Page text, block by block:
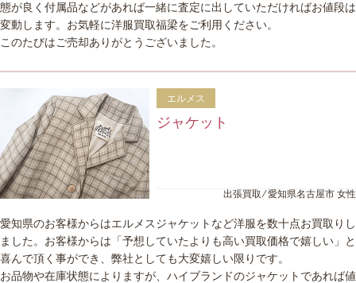
態が良く付属品などがあれば一緒に査定に出していただければお値段は
変動します。お気軽に洋服買取福梁をご利用ください。
このたびはご売却ありがとうございました。
エルメス
ジャケット
出張買取 ⁄ 愛知県名古屋市 女性
愛知県のお客様からはエルメスジャケットなど洋服を数十点お買取りし
ました。お客様からは「予想していたよりも高い買取価格で嬉しい」と
喜んで頂く事ができ、弊社としても大変嬉しい限りです。
お品物や在庫状態によりますが、ハイブランドのジャケットであれば値